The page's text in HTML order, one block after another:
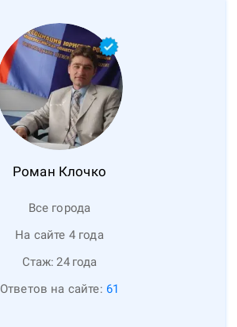
Роман Клочко
Все города
На сайте 4 года
Стаж: 24 года
Ответов на сайте: 61